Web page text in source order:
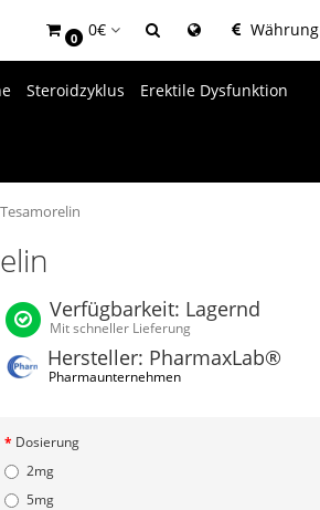
0 0€ Währung
Steroidzyklus Erektile Dysfunktion
Tesamorelin
Verfügbarkeit: Lagernd
Mit schneller Lieferung
Hersteller: PharmaxLab®
Pharmaunternehmen
Dosierung
2mg
5mg